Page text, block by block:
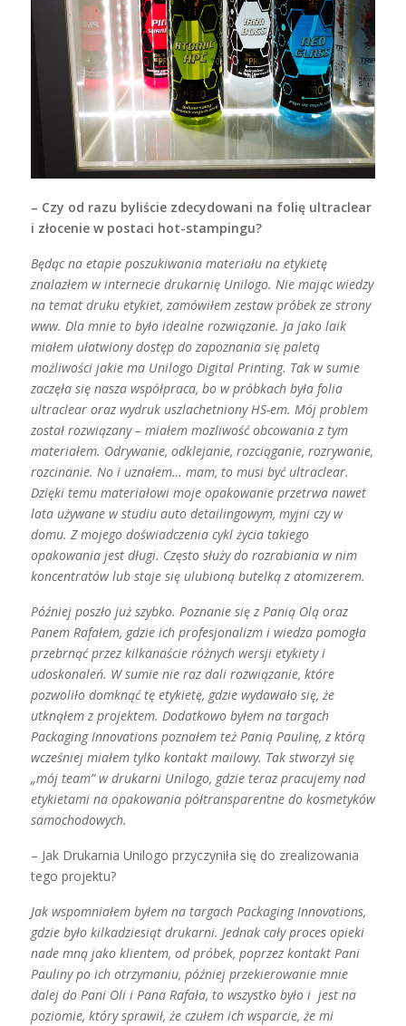
– Czy od razu byliście zdecydowani na folię ultraclear
i złocenie w postaci hot-stampingu?
Będąc na etapie poszukiwania materiału na etykietę
znalazłem w internecie drukarnię Unilogo. Nie mając wiedzy
na temat druku etykiet, zamówiłem zestaw próbek ze strony
www. Dla mnie to było idealne rozwiązanie. Ja jako laik
miałem ułatwiony dostęp do zapoznania się paletą
możliwości jakie ma Unilogo Digital Printing. Tak w sumie
zaczęła się nasza współpraca, bo w próbkach była folia
ultraclear oraz wydruk uszlachetniony HS-em. Mój problem
został rozwiązany – miałem mozliwość obcowania z tym
materiałem. Odrywanie, odklejanie, rozciąganie, rozrywanie,
rozcinanie. No i uznałem… mam, to musi być ultraclear.
Dzięki temu materiałowi moje opakowanie przetrwa nawet
lata używane w studiu auto detailingowym, myjni czy w
domu. Z mojego doświadczenia cykl życia takiego
opakowania jest długi. Często służy do rozrabiania w nim
koncentratów lub staje się ulubioną butelką z atomizerem.
Później poszło już szybko. Poznanie się z Panią Olą oraz
Panem Rafałem, gdzie ich profesjonalizm i wiedza pomogła
przebrnąć przez kilkanaście różnych wersji etykiety i
udoskonaleń. W sumie nie raz dali rozwiązanie, które
pozwoliło domknąć tę etykietę, gdzie wydawało się, że
utknąłem z projektem. Dodatkowo byłem na targach
Packaging Innovations poznałem też Panią Paulinę, z którą
wcześniej miałem tylko kontakt mailowy. Tak stworzył się
„mój team” w drukarni Unilogo, gdzie teraz pracujemy nad
etykietami na opakowania półtransparentne do kosmetyków
samochodowych.
– Jak Drukarnia Unilogo przyczyniła się do zrealizowania
tego projektu?
Jak wspomniałem byłem na targach Packaging Innovations,
gdzie było kilkadziesiąt drukarni. Jednak cały proces opieki
nade mną jako klientem, od próbek, poprzez kontakt Pani
Pauliny po ich otrzymaniu, później przekierowanie mnie
dalej do Pani Oli i Pana Rafała, to wszystko było i jest na
poziomie, który sprawił, że czułem ich wsparcie, że mi